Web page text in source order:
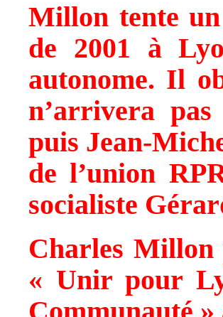
Millon tente un
de 2001 à
autonome. Il
n’arrivera
puis Jean-
de l’union
socialiste
Charles Millon
« Unir pour